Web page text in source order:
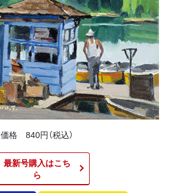
価格 840円（税込）
最新号購入はこち
ら​